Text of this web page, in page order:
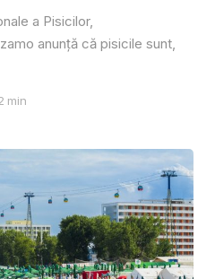
a Pisicilor,
anunță că pisicile sunt,
min